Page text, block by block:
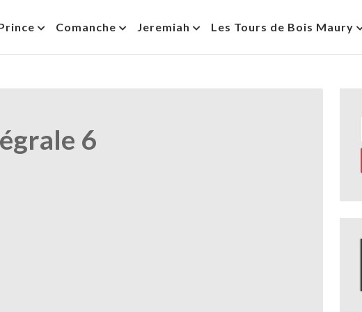
Comanche Jeremiah Les Tours de Bois Maury
6